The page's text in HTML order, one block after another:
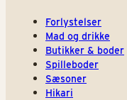
Forlystelser
Mad og drikke
Butikker & boder
Spilleboder
Sæsoner
Hikari